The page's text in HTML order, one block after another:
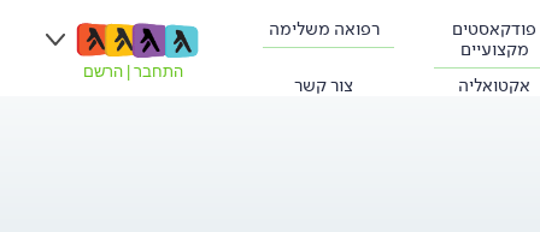
פודקאסטים
מקצועיים
רפואה משלימה
אקטואליה צור קשר
התחבר הרשם